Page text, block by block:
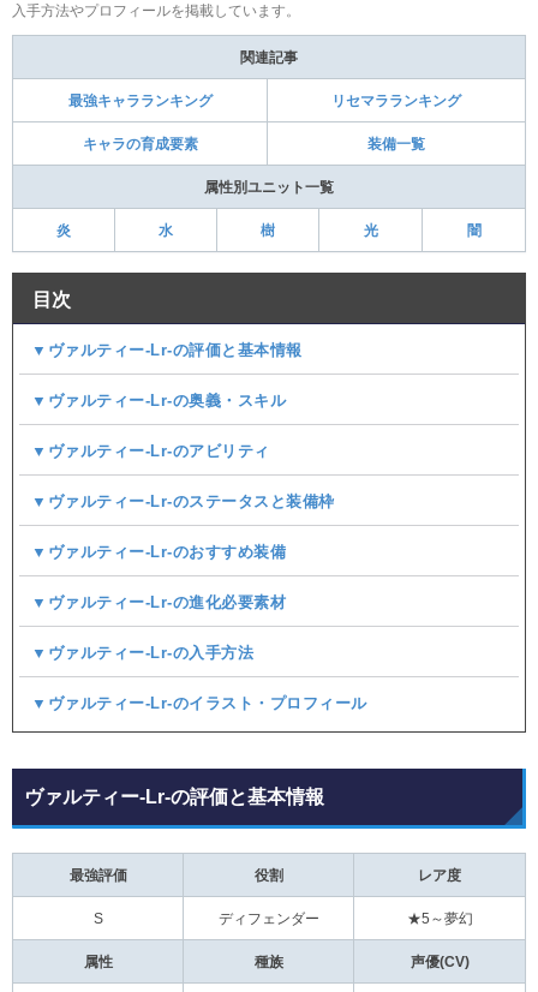
入手方法やプロフィールを掲載しています。
関連記事
最強キャラランキング リセマラランキング
キャラの育成要素 装備一覧
属性別ユニット一覧
炎 水 樹 光 闇
目次
▼ヴァルティー-Lr-の評価と基本情報
▼ヴァルティー-Lr-の奥義・スキル
▼ヴァルティー-Lr-のアビリティ
▼ヴァルティー-Lr-のステータスと装備枠
▼ヴァルティー-Lr-のおすすめ装備
▼ヴァルティー-Lr-の進化必要素材
▼ヴァルティー-Lr-の入手方法
▼ヴァルティー-Lr-のイラスト・プロフィール
ヴァルティー-Lr-の評価と基本情報
最強評価 役割 レア度
S ディフェンダー ★5～夢幻
属性 種族 声優(CV)